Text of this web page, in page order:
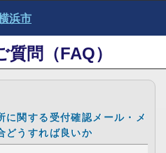
問（FAQ）
に関する受付確認メール・メ
どうすれば良いか